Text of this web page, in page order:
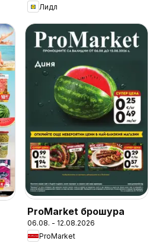
Лидл
ProMarket брошура
06.08. - 12.08.2026
ProMarket